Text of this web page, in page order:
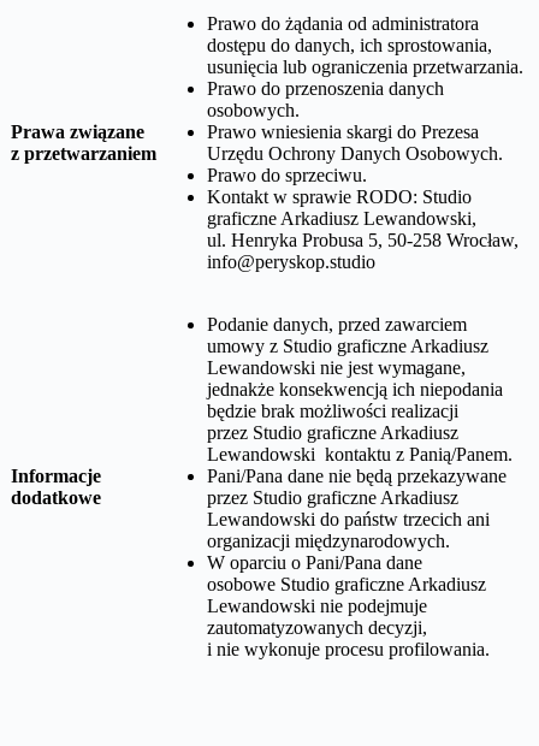
Prawa związane
z przetwarzaniem
Prawo do żądania od administratora
dostępu do danych, ich sprostowania,
usunięcia lub ograniczenia przetwarzania.
Prawo do przenoszenia danych
osobowych.
Prawo wniesienia skargi do Prezesa
Urzędu Ochrony Danych Osobowych.
Prawo do sprzeciwu.
Kontakt w sprawie RODO: Studio
graficzne Arkadiusz Lewandowski,
ul. Henryka Probusa 5, 50-258 Wrocław,
info@peryskop.studio
Informacje
dodatkowe
Podanie danych, przed zawarciem
umowy z Studio graficzne Arkadiusz
Lewandowski nie jest wymagane,
jednakże konsekwencją ich niepodania
będzie brak możliwości realizacji
przez Studio graficzne Arkadiusz
Lewandowski kontaktu z Panią/Panem.
Pani/Pana dane nie będą przekazywane
przez Studio graficzne Arkadiusz
Lewandowski do państw trzecich ani
organizacji międzynarodowych.
W oparciu o Pani/Pana dane
osobowe Studio graficzne Arkadiusz
Lewandowski nie podejmuje
zautomatyzowanych decyzji,
i nie wykonuje procesu profilowania.